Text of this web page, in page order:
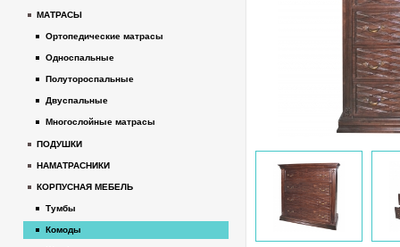
МАТРАСЫ
Ортопедические матрасы
Односпальные
Полутороспальные
Двуспальные
Многослойные матрасы
ПОДУШКИ
НАМАТРАСНИКИ
КОРПУСНАЯ МЕБЕЛЬ
Тумбы
Комоды